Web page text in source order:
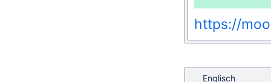
https://
Englisch